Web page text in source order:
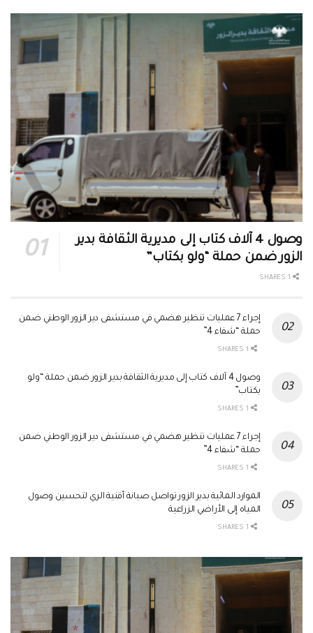
وصول 4 آلاف كتاب إلى مديرية الثقافة بدير
الزور ضمن حملة “ولو بكتاب”
إجراء 7 عمليات تنظير هضمي في مستشفى دير الزور الوطني ضمن
حملة “شفاء 4”
وصول 4 آلاف كتاب إلى مديرية الثقافة بدير الزور ضمن حملة “ولو
بكتاب”
إجراء 7 عمليات تنظير هضمي في مستشفى دير الزور الوطني ضمن
حملة “شفاء 4”
الموارد المائية بدير الزور تواصل صيانة أقنية الري لتحسين وصول
المياه إلى الأراضي الزراعية